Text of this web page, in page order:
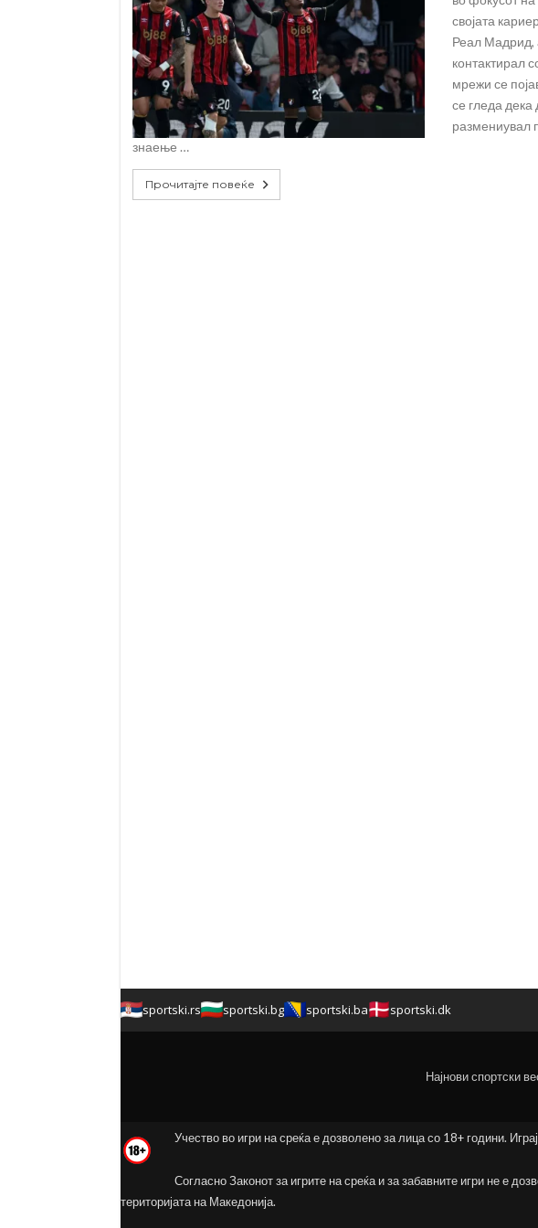
својата
Реал Мадрид,
контактирал
мрежи се
се гледа
размениувал
знаење …
Прочитајте повеќе
sportski.rs sportski.bg sportski.ba sportski.dk
Најнови спортски
Учество во игри на среќа е дозволено за лица со 18+ години.
Согласно Законот за игрите на среќа и за забавните игри не е
територијата на Македонија.